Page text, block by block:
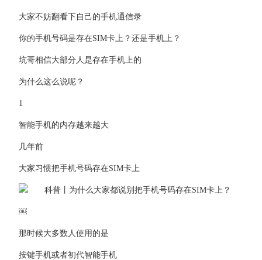
大家不妨翻看下自己的手机通信录
你的手机号码是存在SIM卡上？还是手机上？
坑哥相信大部分人是存在手机上的
为什么这么说呢？
1
智能手机的内存越来越大
几年前
大家习惯把手机号码存在SIM卡上
￼
那时候大多数人使用的是
按键手机或者初代智能手机